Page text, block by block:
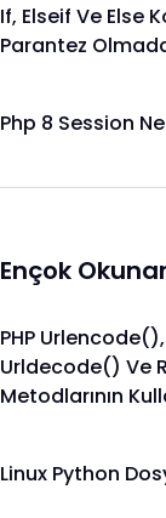
If, Elseif Ve Else
Parantez
Php 8 Session
Ençok
PHP
Urldecode() Ve
Metodlarının
Linux Python